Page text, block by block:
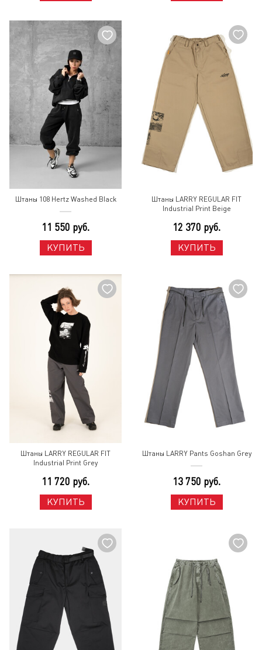
Штаны 108 Hertz Washed Black
11 550 руб.
КУПИТЬ
Штаны LARRY REGULAR FIT
Industrial Print Beige
12 370 руб.
КУПИТЬ
Штаны LARRY REGULAR FIT
Industrial Print Grey
11 720 руб.
КУПИТЬ
Штаны LARRY Pants Goshan Grey
13 750 руб.
КУПИТЬ